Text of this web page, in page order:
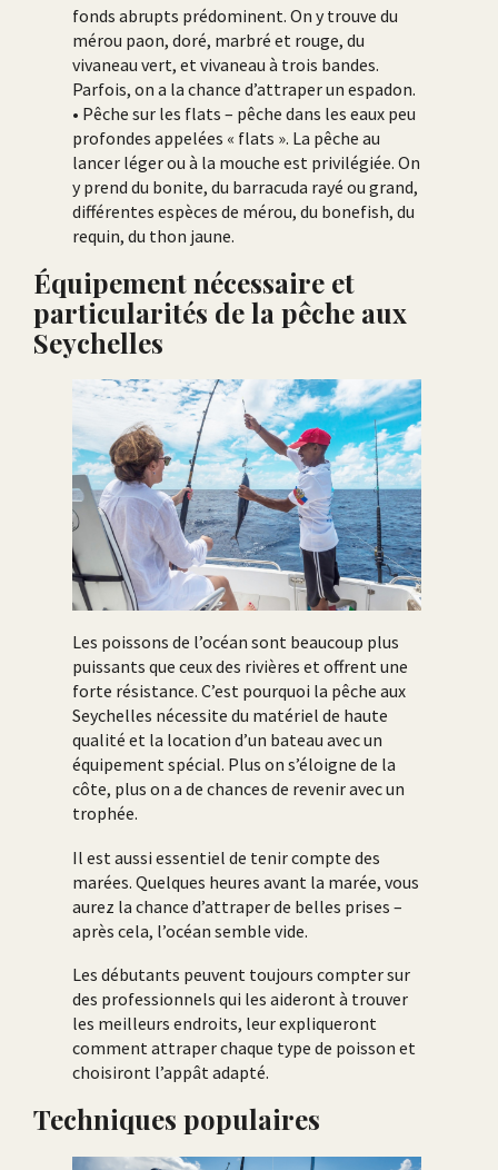
fonds abrupts prédominent. On y trouve du
mérou paon, doré, marbré et rouge, du
vivaneau vert, et vivaneau à trois bandes.
Parfois, on a la chance d’attraper un espadon.
• Pêche sur les flats – pêche dans les eaux peu
profondes appelées « flats ». La pêche au
lancer léger ou à la mouche est privilégiée. On
y prend du bonite, du barracuda rayé ou grand,
différentes espèces de mérou, du bonefish, du
requin, du thon jaune.
Équipement nécessaire et
particularités de la pêche aux
Seychelles
Les poissons de l’océan sont beaucoup plus
puissants que ceux des rivières et offrent une
forte résistance. C’est pourquoi la pêche aux
Seychelles nécessite du matériel de haute
qualité et la location d’un bateau avec un
équipement spécial. Plus on s’éloigne de la
côte, plus on a de chances de revenir avec un
trophée.
Il est aussi essentiel de tenir compte des
marées. Quelques heures avant la marée, vous
aurez la chance d’attraper de belles prises –
après cela, l’océan semble vide.
Les débutants peuvent toujours compter sur
des professionnels qui les aideront à trouver
les meilleurs endroits, leur expliqueront
comment attraper chaque type de poisson et
choisiront l’appât adapté.
Techniques populaires